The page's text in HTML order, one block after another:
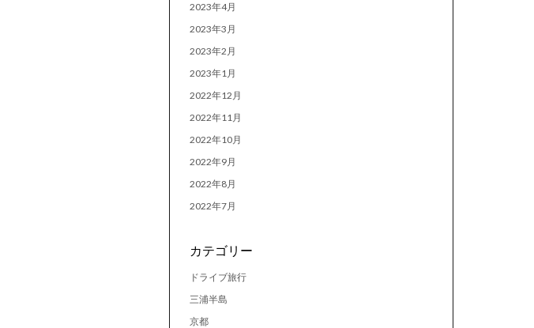
2023年4月
2023年3月
2023年2月
2023年1月
2022年12月
2022年11月
2022年10月
2022年9月
2022年8月
2022年7月
カテゴリー
ドライブ旅行
三浦半島
京都